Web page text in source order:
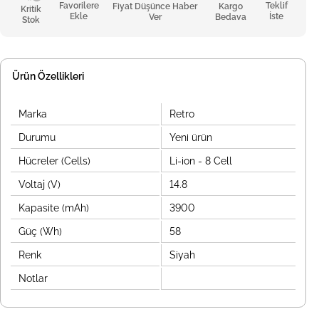
Kritik
Stok
Favorilere
Ekle
Fiyat Düşünce Haber
Ver
Kargo
Bedava
Teklif
İste
Ürün Özellikleri
Marka Retro
Durumu Yeni ürün
Hücreler (Cells) Li-ion - 8 Cell
Voltaj (V) 14.8
Kapasite (mAh) 3900
Güç (Wh) 58
Renk Siyah
Notlar